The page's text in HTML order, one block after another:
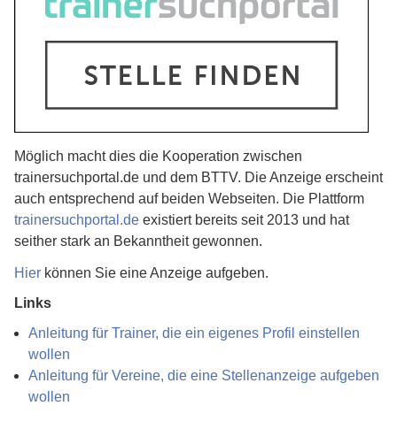
Möglich macht dies die Kooperation zwischen
trainersuchportal.de und dem BTTV. Die Anzeige erscheint
auch entsprechend auf beiden Webseiten. Die Plattform
trainersuchportal.de existiert bereits seit 2013 und hat
seither stark an Bekanntheit gewonnen.
Hier können Sie eine Anzeige aufgeben.
Links
Anleitung für Trainer, die ein eigenes Profil einstellen
wollen
Anleitung für Vereine, die eine Stellenanzeige aufgeben
wollen